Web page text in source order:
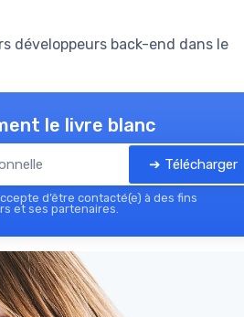
développeurs back-end dans le
le livre blanc
➔ Télécharger
d’être contacté(e) à des fins
et ses partenaires.